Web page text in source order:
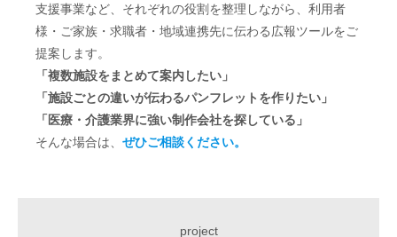
支援事業など、それぞれの役割を整理しながら、利用者
様・ご家族・求職者・地域連携先に伝わる広報ツールをご
提案します。
「複数施設をまとめて案内したい」
「施設ごとの違いが伝わるパンフレットを作りたい」
「医療・介護業界に強い制作会社を探している」
そんな場合は、 ぜひご相談ください。
project